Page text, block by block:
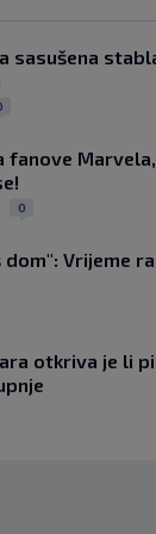
sasušena
fanove
0
dom": Vrijeme
otkriva je li